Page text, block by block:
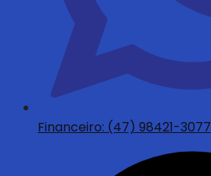
Financeiro: (47) 98421-3077